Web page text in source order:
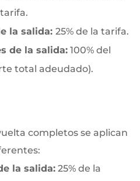
la salida: 25% de la tarifa.
de la salida:100% del
total adeudado).
completos se aplican
la salida:25% de la